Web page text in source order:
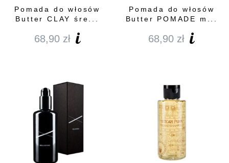
Pomada do włosów
Butter CLAY śre...
68,90 zł
Pomada do włosów
Butter POMADE m...
68,90 zł